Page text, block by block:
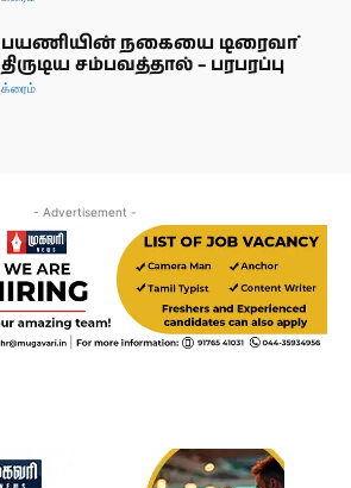
பயணியின் நகையை டிரைவா்
திருடிய சம்பவத்தால் – பரபரப்பு
க்ரைம்
- Advertisement -